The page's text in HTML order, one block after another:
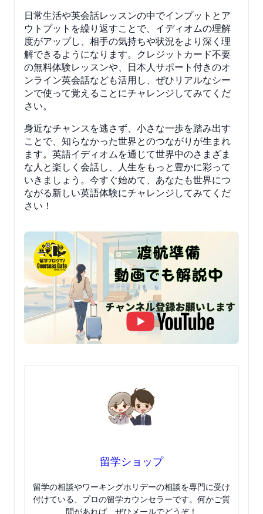
日常生活や英会話レッスンの中でインプットとア
ウトプットを繰り返すことで、イディオムの理解
度がアップし、相手の気持ちや状況をより深く理
解できるようになります。クレジットカード不要
の無料体験レッスンや、日本人サポート付きのオ
ンライン英会話なども活用し、ぜひリアルなシー
ンで使って覚えることにチャレンジしてみてくだ
さい。
身近なチャンスを逃さず、小さな一歩を踏み出す
ことで、知らなかった世界とのつながりが生まれ
ます。英語イディオムを通じて世界中のさまざま
な人と楽しく会話し、人生をもっと豊かに彩って
いきましょう。今すぐ始めて、あなたも世界につ
ながる新しい英語体験にチャレンジしてみてくだ
さい！
留学ショップ
留学の相談やワーキングホリデーの相談を専門に受け
付けている、プロの留学カウンセラーです。何かご質
問があれば、ぜひメールでどうぞ！